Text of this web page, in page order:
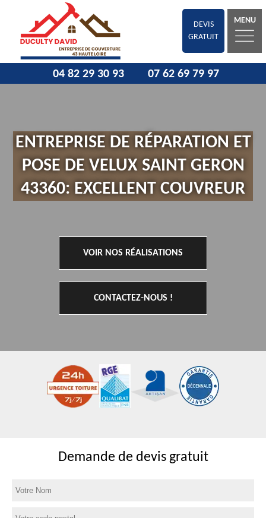
DEVIS
GRATUIT
MENU
04 82 29 30 93 07 62 69 79 97
ENTREPRISE DE RÉPARATION ET
POSE DE VELUX SAINT GERON
43360: EXCELLENT COUVREUR
VOIR NOS RÉALISATIONS
CONTACTEZ-NOUS !
Demande de devis gratuit